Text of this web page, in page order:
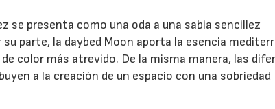
se presenta como una oda a una sabia sencillez
parte, la daybed Moon aporta la esencia
color más atrevido. De la misma manera, las
a la creación de un espacio con una sobriedad